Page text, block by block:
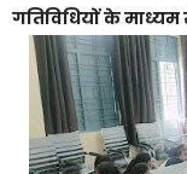
गतिविधियों के